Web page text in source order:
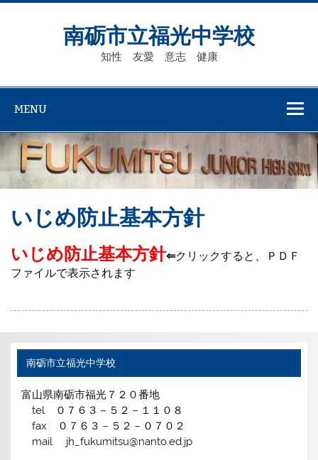
Skip
南砺市立福光中学校
知性 友愛 意志 健康
MENU
いじめ防止基本方針
いじめ防止基本方針⇐クリックすると、ＰＤＦ
ファイルで表示されます
南砺市立福光中学校
富山県南砺市福光７２０番地
tel ０７６３－５２－１１０８
fax ０７６３－５２－０７０２
mail jh_fukumitsu@nanto.ed.jp